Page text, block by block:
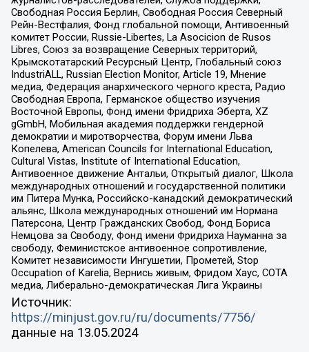
Свободная Россия Берлин, Свободная Россия Северный
Рейн-Вестфалия, Фонд глобальной помощи, Антивоенный
комитет России, Russie-Libertes, La Asocicion de Rusos
Libres, Союз за возвращение Северных территорий,
Крымскотатарский Ресурсный Центр, Глобальный союз
IndustriALL, Russian Election Monitor, Article 19, Мнение
медиа, Федерация анархического черного креста, Радио
Свободная Европа, Германское общество изучения
Восточной Европы, Фонд имени Фридриха Эберта, XZ
gGmbH, Мобильная академия поддержки гендерной
демократии и миротворчества, Форум имени Льва
Копелева, American Councils for International Education,
Cultural Vistas, Institute of International Education,
Антивоенное движение Антальи, Открытый диалог, Школа
международных отношений и государственной политики
им Питера Мунка, Российско-канадский демократический
альянс, Школа международных отношений им Нормана
Патерсона, Центр Гражданских Свобод, Фонд Бориса
Немцова за Свободу, Фонд имени Фридриха Науманна за
свободу, Феминистское антивоенное сопротивление,
Комитет независимости Ингушетии, Прометей, Stop
Occupation of Karelia, Вернись живым, Фридом Хаус, СОТА
медиа, Либерально-демократическая Лига Украины
Источник:
https://minjust.gov.ru/ru/documents/7756/
данные на 13.05.2024